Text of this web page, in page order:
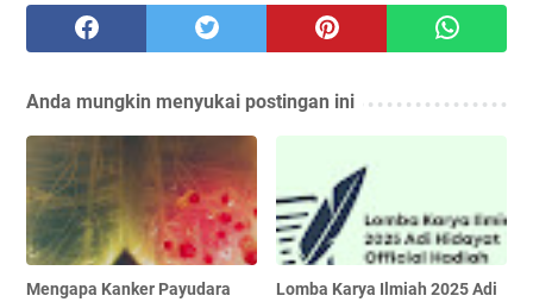
Anda mungkin menyukai postingan ini
Mengapa Kanker Payudara
Lomba Karya Ilmiah 2025 Adi